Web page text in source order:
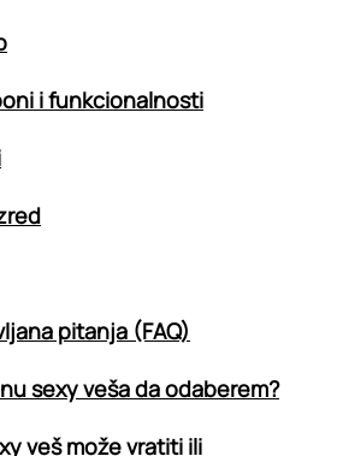
i funkcionalnosti
pitanja (FAQ)
sexy veša da odaberem?
veš može vratiti ili